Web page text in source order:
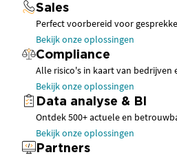
Sales
Perfect voorbereid voor
Bekijk onze oplossingen
Compliance
Alle risico's in kaart van bedrijven
Bekijk onze oplossingen
Data analyse & BI
Ontdek 500+ actuele en
Bekijk onze oplossingen
Partners